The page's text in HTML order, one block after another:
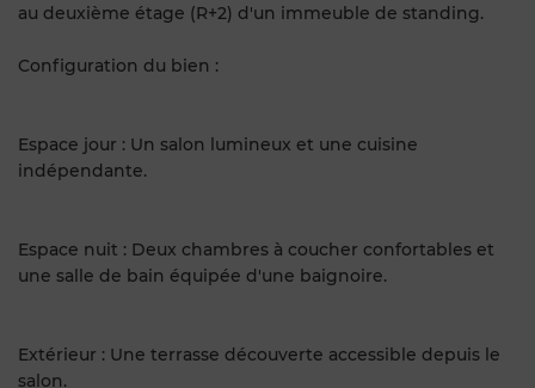
au deuxième étage (R+2) d'un immeuble de standing.
Configuration du bien :
Espace jour : Un salon lumineux et une cuisine
indépendante.
Espace nuit : Deux chambres à coucher confortables et
une salle de bain équipée d'une baignoire.
Extérieur : Une terrasse découverte accessible depuis le
salon.